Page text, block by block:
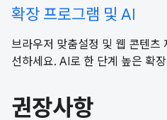
확장 프로그램 및 AI
브라우저 맞춤설정 및 웹 콘텐츠
선하세요. AI로 한 단계 높은 확
권장사항